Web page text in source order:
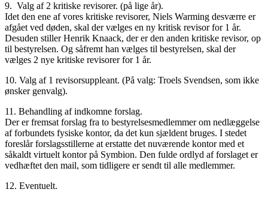
9. Valg af 2 kritiske revisorer. (på lige år).
Idet den ene af vores kritiske revisorer, Niels Warming desværre er
afgået ved døden, skal der vælges en ny kritisk revisor for 1 år.
Desuden stiller Henrik Knaack, der er den anden kritiske revisor, op
til bestyrelsen. Og såfremt han vælges til bestyrelsen, skal der
vælges 2 nye kritiske revisorer for 1 år.
10. Valg af 1 revisorsuppleant. (På valg: Troels Svendsen, som ikke
ønsker genvalg).
11. Behandling af indkomne forslag.
Der er fremsat forslag fra to bestyrelsesmedlemmer om nedlæggelse
af forbundets fysiske kontor, da det kun sjældent bruges. I stedet
foreslår forslagsstillerne at erstatte det nuværende kontor med et
såkaldt virtuelt kontor på Symbion. Den fulde ordlyd af forslaget er
vedhæftet den mail, som tidligere er sendt til alle medlemmer.
12. Eventuelt.